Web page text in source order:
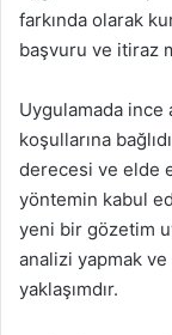
farkında olarak
başvuru ve itiraz
Uygulamada ince
koşullarına
derecesi ve elde
yöntemin kabul
yeni bir gözetim
analizi yapmak ve
yaklaşımdır.